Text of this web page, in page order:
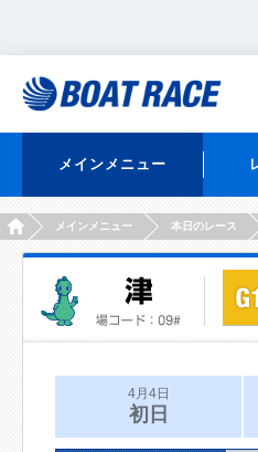
メインメニュー
HOMEメインメニュー 本日のレース
4月4日
初日